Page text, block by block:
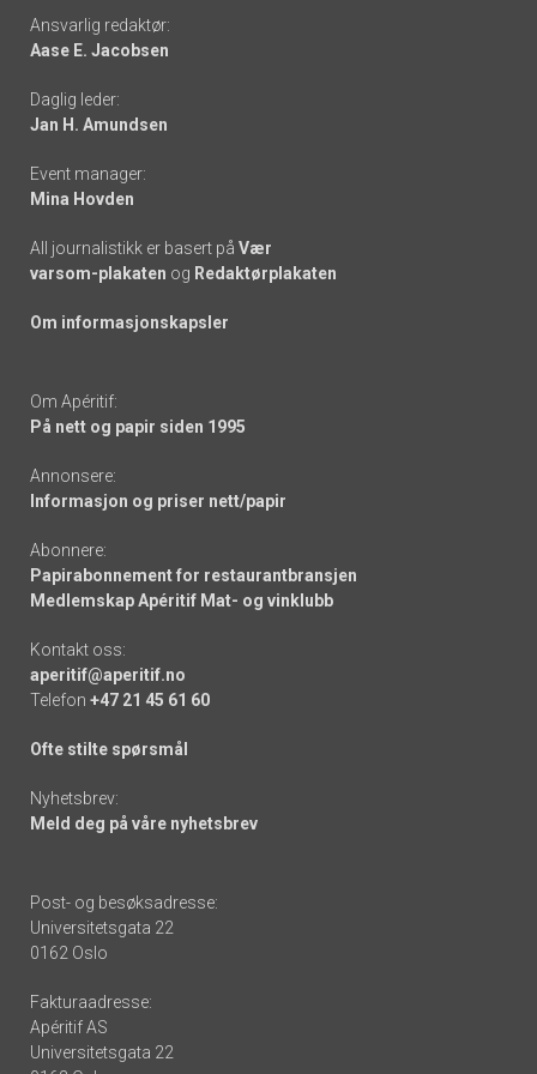
Footer
-
links
Ansvarlig redaktør:
Aase E. Jacobsen
Daglig leder:
Jan H. Amundsen
Event manager:
Mina Hovden
All journalistikk er basert på Vær
varsom-plakaten og Redaktørplakaten
Om informasjonskapsler
Om Apéritif:
På nett og papir siden 1995
Annonsere:
Informasjon og priser nett/papir
Abonnere:
Papirabonnement for restaurantbransjen
Medlemskap Apéritif Mat- og vinklubb
Kontakt oss:
aperitif@aperitif.no
Telefon +47 21 45 61 60
Ofte stilte spørsmål
Nyhetsbrev:
Meld deg på våre nyhetsbrev
Post- og besøksadresse:
Universitetsgata 22
0162 Oslo
Fakturaadresse:
Apéritif AS
Universitetsgata 22